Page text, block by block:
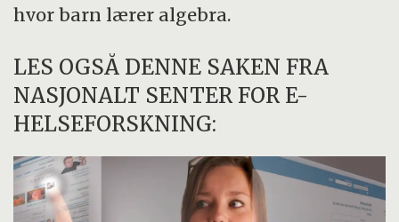
hvor barn lærer algebra.
LES OGSÅ DENNE SAKEN FRA
NASJONALT SENTER FOR E-
HELSEFORSKNING: